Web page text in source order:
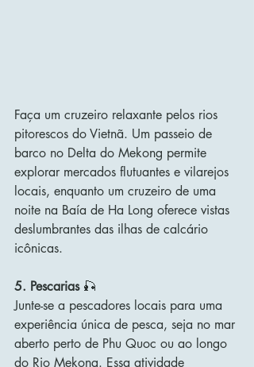
Faça um cruzeiro relaxante pelos rios
pitorescos do Vietnã. Um passeio de
barco no Delta do Mekong permite
explorar mercados flutuantes e vilarejos
locais, enquanto um cruzeiro de uma
noite na Baía de Ha Long oferece vistas
deslumbrantes das ilhas de calcário
icônicas.
5. Pescarias 🎣
Junte-se a pescadores locais para uma
experiência única de pesca, seja no mar
aberto perto de Phu Quoc ou ao longo
do Rio Mekong. Essa atividade